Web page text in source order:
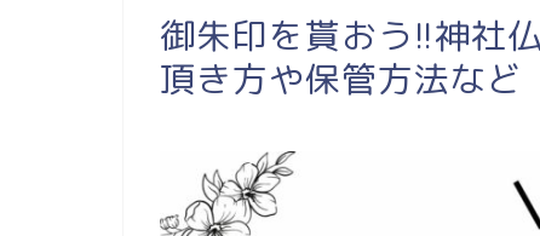
御朱印を貰おう!!神社
頂き方や保管方法など